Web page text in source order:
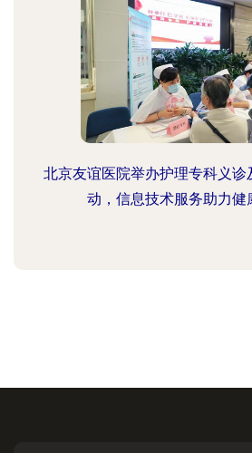
北京友谊医院举办护理专科义诊
动，信息技术服务助力健